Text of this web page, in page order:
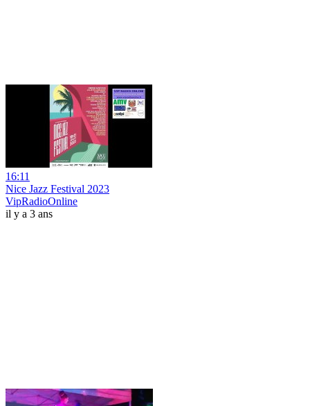
16:11
Nice Jazz Festival 2023
VipRadioOnline
il y a 3 ans